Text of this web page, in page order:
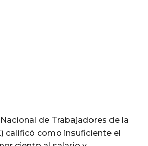
de Trabajadores de la
calificó como insuficiente el